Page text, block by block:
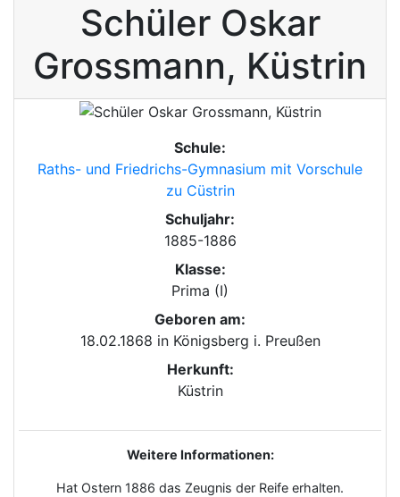
Schüler Oskar
Grossmann, Küstrin
Schule:
Raths- und Friedrichs-Gymnasium mit Vorschule
zu Cüstrin
Schuljahr:
1885-1886
Klasse:
Prima (I)
Geboren am:
18.02.1868 in Königsberg i. Preußen
Herkunft:
Küstrin
Weitere Informationen:
Hat Ostern 1886 das Zeugnis der Reife erhalten.